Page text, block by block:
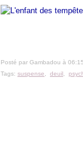
Posté par Gambadou à
Tags: suspense deuil